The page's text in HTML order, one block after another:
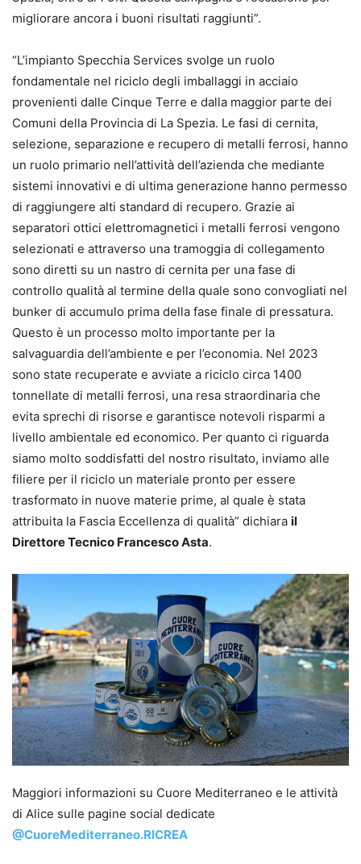
migliorare ancora i buoni risultati raggiunti”.
“L’impianto Specchia Services svolge un ruolo
fondamentale nel riciclo degli imballaggi in acciaio
provenienti dalle Cinque Terre e dalla maggior parte dei
Comuni della Provincia di La Spezia. Le fasi di cernita,
selezione, separazione e recupero di metalli ferrosi, hanno
un ruolo primario nell’attività dell’azienda che mediante
sistemi innovativi e di ultima generazione hanno permesso
di raggiungere alti standard di recupero. Grazie ai
separatori ottici elettromagnetici i metalli ferrosi vengono
selezionati e attraverso una tramoggia di collegamento
sono diretti su un nastro di cernita per una fase di
controllo qualità al termine della quale sono convogliati nel
bunker di accumulo prima della fase finale di pressatura.
Questo è un processo molto importante per la
salvaguardia dell’ambiente e per l’economia. Nel 2023
sono state recuperate e avviate a riciclo circa 1400
tonnellate di metalli ferrosi, una resa straordinaria che
evita sprechi di risorse e garantisce notevoli risparmi a
livello ambientale ed economico. Per quanto ci riguarda
siamo molto soddisfatti del nostro risultato, inviamo alle
filiere per il riciclo un materiale pronto per essere
trasformato in nuove materie prime, al quale è stata
attribuita la Fascia Eccellenza di qualità” dichiara il
Direttore Tecnico Francesco Asta.
Maggiori informazioni su Cuore Mediterraneo e le attività
di Alice sulle pagine social dedicate
@CuoreMediterraneo.RICREA